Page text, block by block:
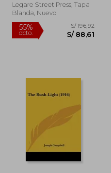
55%
dcto.
Legare Street Press, Tapa
Blanda, Nuevo